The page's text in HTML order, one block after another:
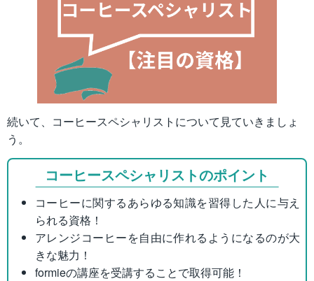
続いて、コーヒースペシャリストについて見ていきましょ
う。
コーヒースペシャリストのポイント
コーヒーに関するあらゆる知識を習得した人に与え
られる資格！
アレンジコーヒーを自由に作れるようになるのが大
きな魅力！
formieの講座を受講することで取得可能！